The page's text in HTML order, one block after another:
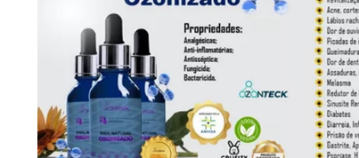
Melhor
Investimento
Que